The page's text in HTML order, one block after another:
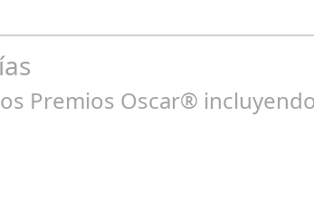
Premios Oscar®